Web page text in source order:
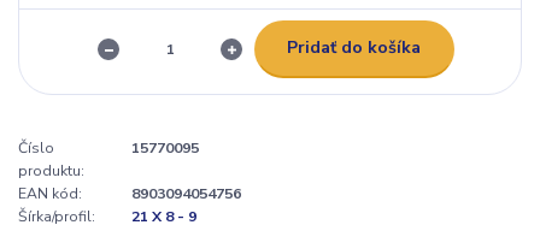
Pridať do košíka
Číslo
produktu:
15770095
EAN kód:
8903094054756
Šírka/profil:
21 X 8 - 9